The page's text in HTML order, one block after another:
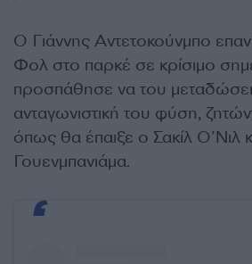
Ο Γιάννης Αντετοκούνμπο
Φολ στο παρκέ σε κρίσιμο
προσπάθησε να του
ανταγωνιστική του φύση,
όπως θα έπαιξε ο Σακίλ Ο’Νιλ
Γουενμπανιάμα.